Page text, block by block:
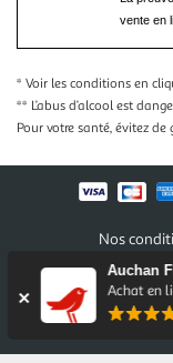
Auchan
Achat en
vente en
* Voir les conditions en
** L’abus d’alcool est
Pour votre santé, évitez de
Nos
Conditions des
Politique de